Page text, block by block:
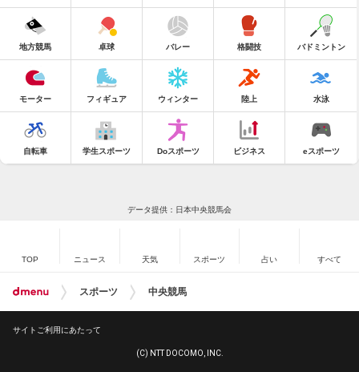
地方競馬 卓球 バレー 格闘技 バドミントン
モーター フィギュア ウィンター 陸上 水泳
自転車 学生スポーツ Doスポーツ ビジネス eスポーツ
データ提供：日本中央競馬会
TOP ニュース 天気 スポーツ 占い すべて
スポーツ 中央競馬
サイトご利用にあたって
(C) NTT DOCOMO, INC.